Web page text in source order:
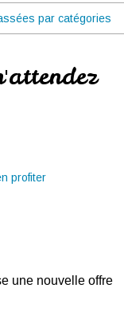
par catégories
une nouvelle offre